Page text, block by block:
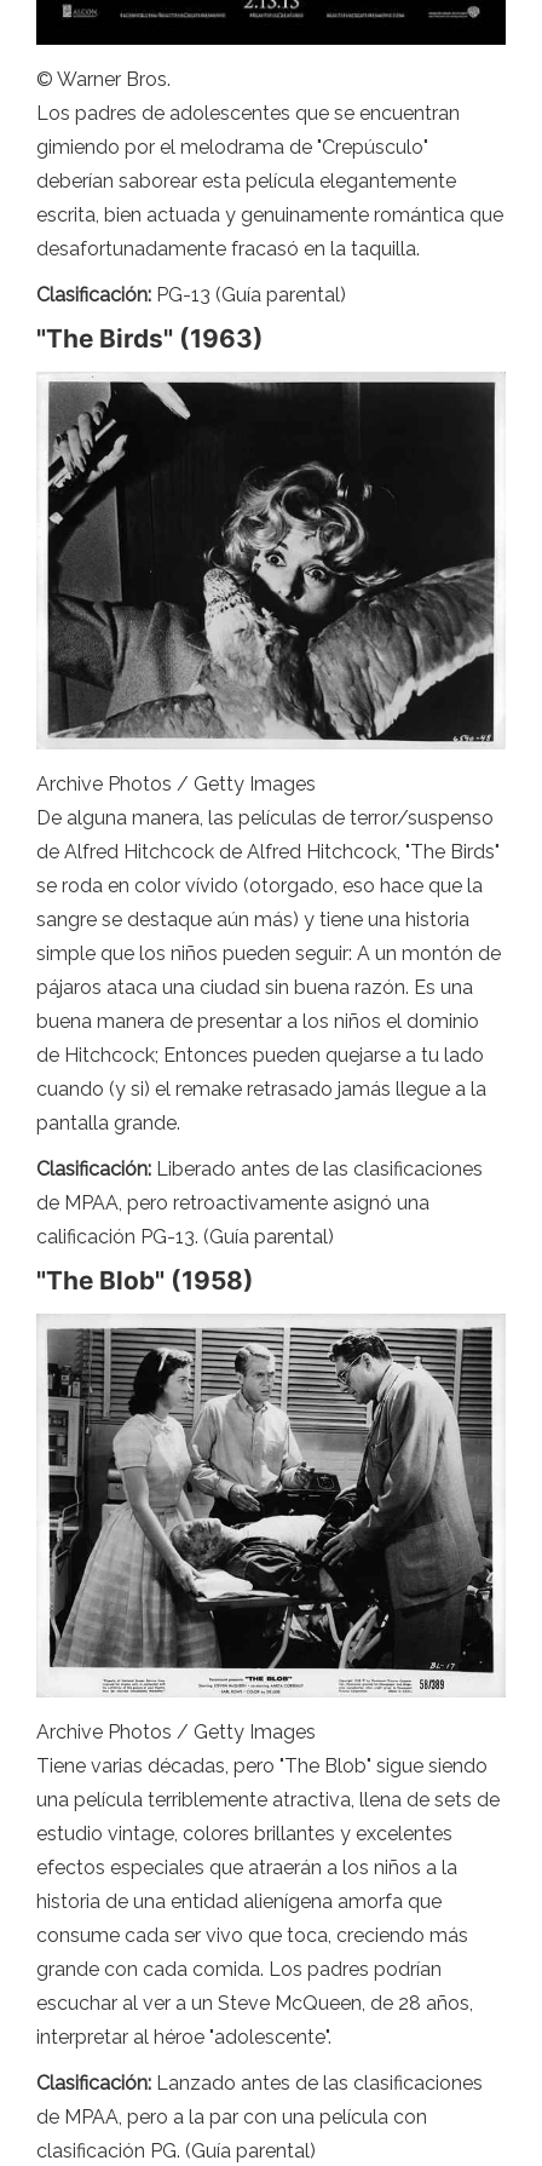
© Warner Bros.
Los padres de adolescentes que se encuentran
gimiendo por el melodrama de "Crepúsculo"
deberían saborear esta película elegantemente
escrita, bien actuada y genuinamente romántica que
desafortunadamente fracasó en la taquilla.
Clasificación: PG-13 (Guía parental)
"The Birds" (1963)
Archive Photos / Getty Images
De alguna manera, las películas de terror/suspenso
de Alfred Hitchcock de Alfred Hitchcock, "The Birds"
se roda en color vívido (otorgado, eso hace que la
sangre se destaque aún más) y tiene una historia
simple que los niños pueden seguir: A un montón de
pájaros ataca una ciudad sin buena razón. Es una
buena manera de presentar a los niños el dominio
de Hitchcock; Entonces pueden quejarse a tu lado
cuando (y si) el remake retrasado jamás llegue a la
pantalla grande.
Clasificación: Liberado antes de las clasificaciones
de MPAA, pero retroactivamente asignó una
calificación PG-13. (Guía parental)
"The Blob" (1958)
Archive Photos / Getty Images
Tiene varias décadas, pero "The Blob" sigue siendo
una película terriblemente atractiva, llena de sets de
estudio vintage, colores brillantes y excelentes
efectos especiales que atraerán a los niños a la
historia de una entidad alienígena amorfa que
consume cada ser vivo que toca, creciendo más
grande con cada comida. Los padres podrían
escuchar al ver a un Steve McQueen, de 28 años,
interpretar al héroe "adolescente".
Clasificación: Lanzado antes de las clasificaciones
de MPAA, pero a la par con una película con
clasificación PG. (Guía parental)